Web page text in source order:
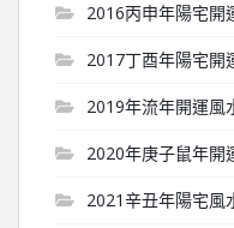
2016丙申年陽宅開
2017丁酉年陽宅開
2019年流年開運風
2020年庚子鼠年開
2021辛丑年陽宅風